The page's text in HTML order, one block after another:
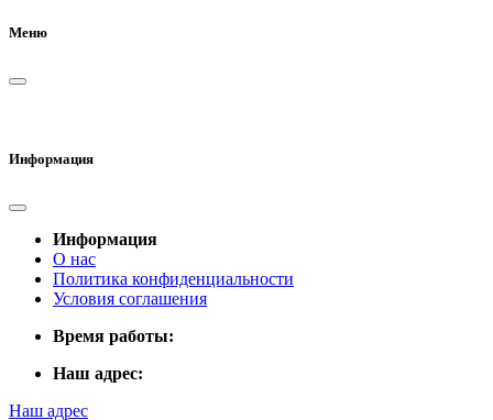
Меню
Информация
Информация
О нас
Политика конфиденциальности
Условия соглашения
Время работы:
Наш адрес:
Наш адрес